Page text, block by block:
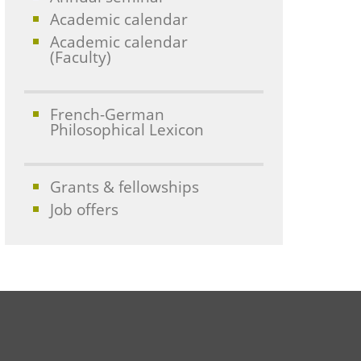
Academic calendar
Academic calendar
(Faculty)
French-German
Philosophical Lexicon
Grants & fellowships
Job offers